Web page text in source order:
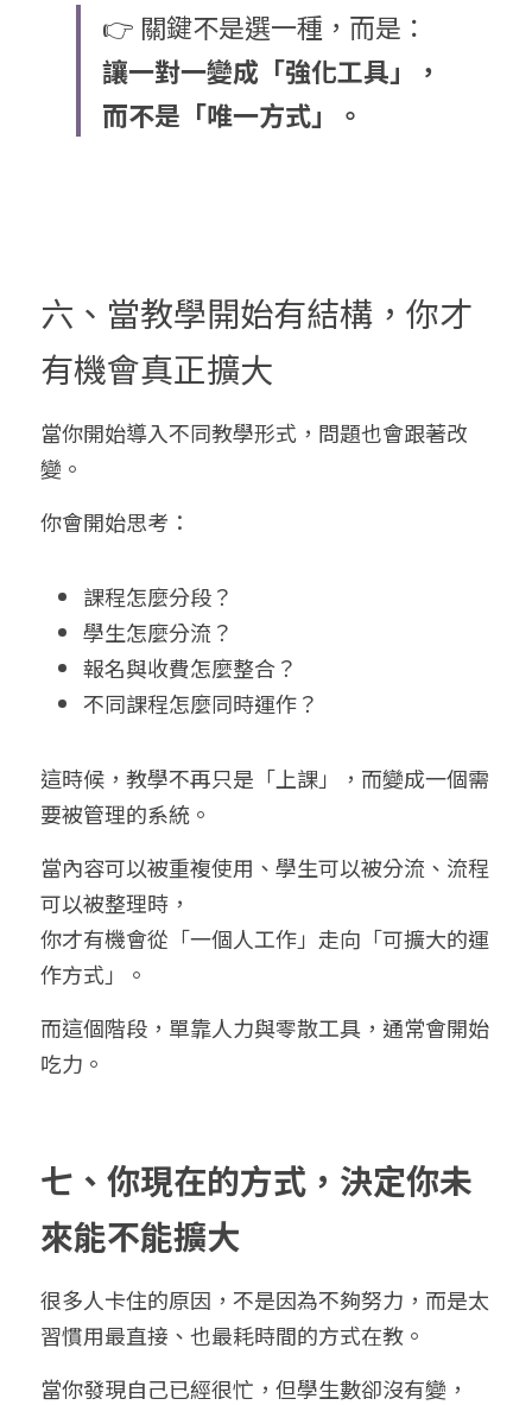
👉 關鍵不是選一種，而是：
讓一對一變成「強化工具」，
而不是「唯一方式」。
六、當教學開始有結構，你才
有機會真正擴大
當你開始導入不同教學形式，問題也會跟著改
變。
你會開始思考：
課程怎麼分段？
學生怎麼分流？
報名與收費怎麼整合？
不同課程怎麼同時運作？
這時候，教學不再只是「上課」，而變成一個需
要被管理的系統。
當內容可以被重複使用、學生可以被分流、流程
可以被整理時，
你才有機會從「一個人工作」走向「可擴大的運
作方式」。
而這個階段，單靠人力與零散工具，通常會開始
吃力。
七、你現在的方式，決定你未
來能不能擴大
很多人卡住的原因，不是因為不夠努力，而是太
習慣用最直接、也最耗時間的方式在教。
當你發現自己已經很忙，但學生數卻沒有變，